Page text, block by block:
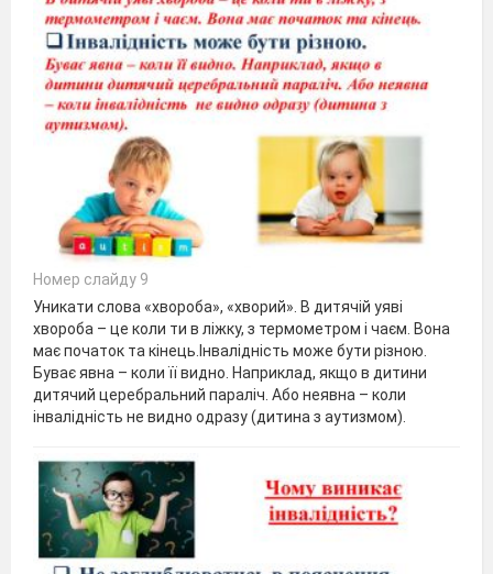
Номер слайду 9
Уникати слова «хвороба», «хворий». В дитячій уяві
хвороба – це коли ти в ліжку, з термометром і чаєм. Вона
має початок та кінець.Інвалідність може бути різною.
Буває явна – коли її видно. Наприклад, якщо в дитини
дитячий церебральний параліч. Або неявна – коли
інвалідність не видно одразу (дитина з аутизмом).